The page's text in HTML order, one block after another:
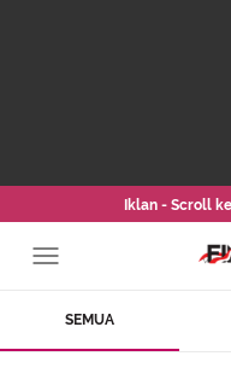
Iklan - Scroll
SEMUA